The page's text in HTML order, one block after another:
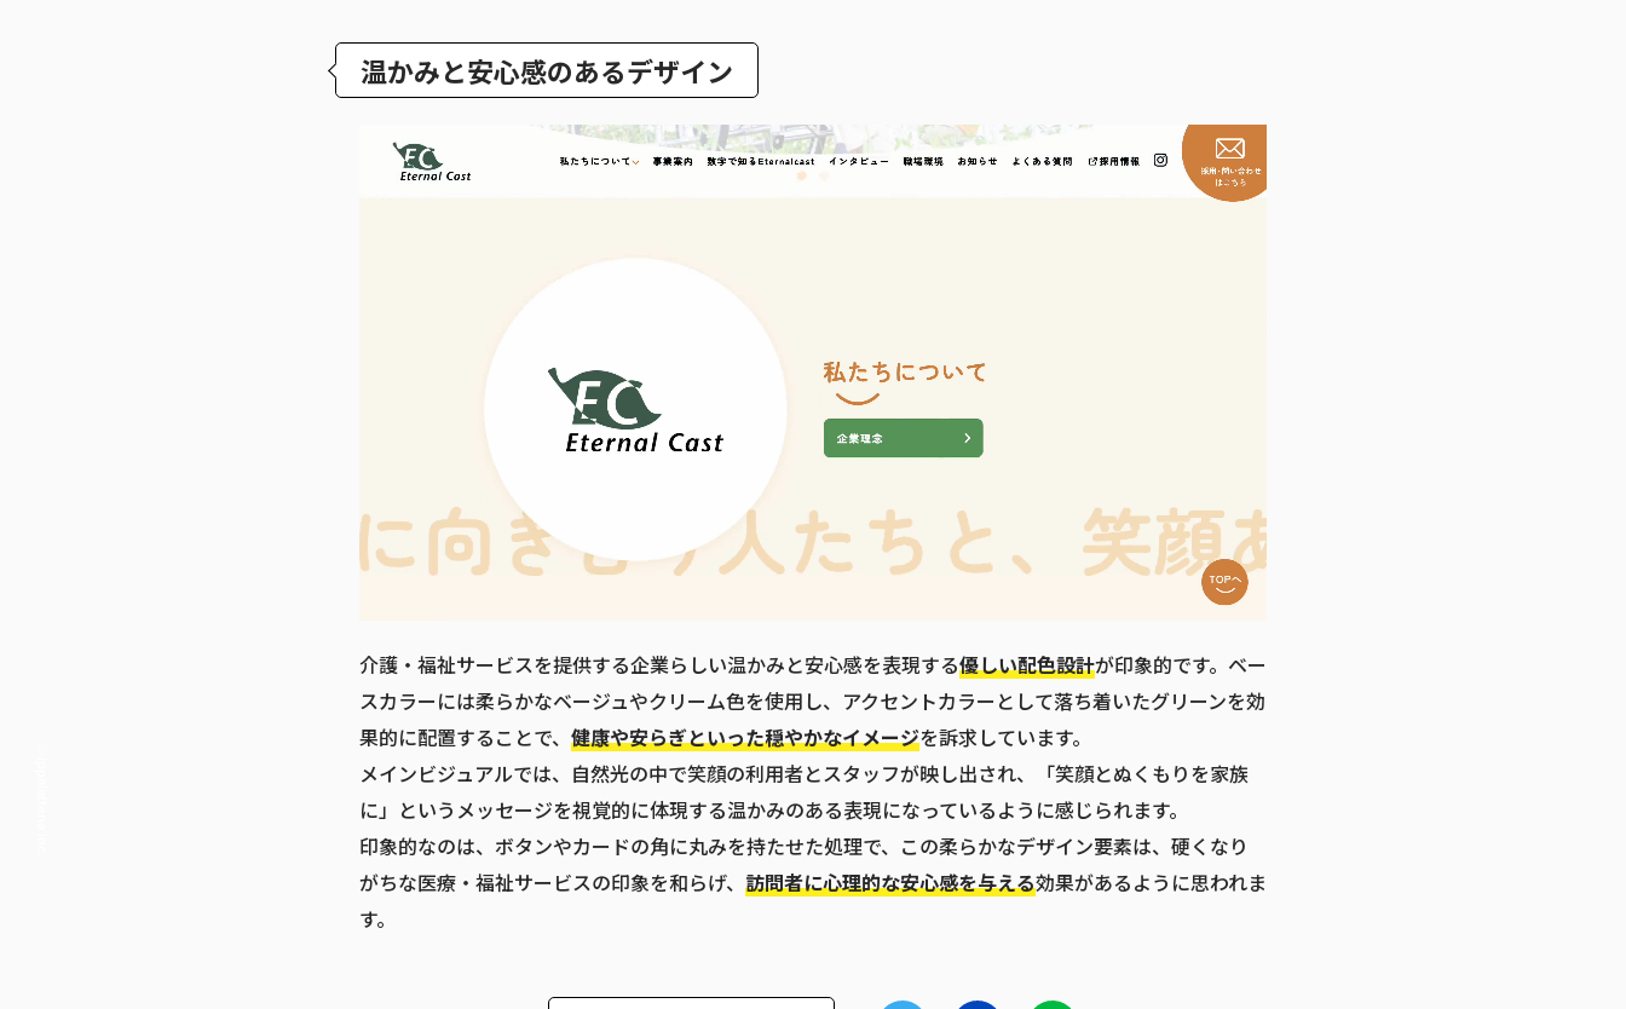
温かみと安心感のあるデザイン
介護・福祉サービスを提供する企業らしい温かみと安心感を表現する優しい配色設計が印象的です。ベー
スカラーには柔らかなベージュやクリーム色を使用し、アクセントカラーとして落ち着いたグリーンを効
果的に配置することで、 健康や安らぎといった穏やかなイメージを訴求しています。
メインビジュアルでは、自然光の中で笑顔の利用者とスタッフが映し出され、「笑顔とぬくもりを家族
に」というメッセージを視覚的に体現する温かみのある表現になっているように感じられます。
印象的なのは、ボタンやカードの角に丸みを持たせた処理で、この柔らかなデザイン要素は、硬くなり
がちな医療・福祉サービスの印象を和らげ、 訪問者に心理的な安心感を与える効果があるように思われま
す。